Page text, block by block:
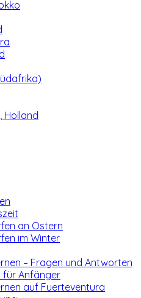
Holland
an Ostern
im Winter
– Fragen und Antworten
für Anfänger
auf Fuerteventura